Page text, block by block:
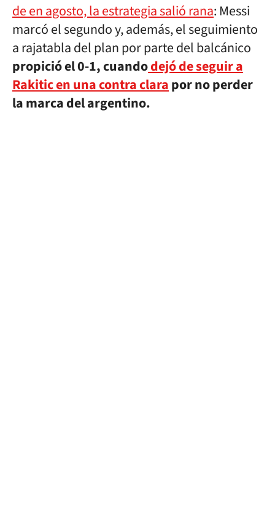
de en agosto, la estrategia salió rana: Messi
marcó el segundo y, además, el seguimiento
a rajatabla del plan por parte del balcánico
propició el 0-1, cuandodejó de seguir a
Rakitic en una contra clarapor no perder
la marca del argentino.